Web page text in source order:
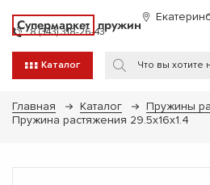
Супермаркет пружин
8 (343) 318-26-43
Каталог
Главная Каталог
Пружины
Пружина растяжения 29.5х16х1.4